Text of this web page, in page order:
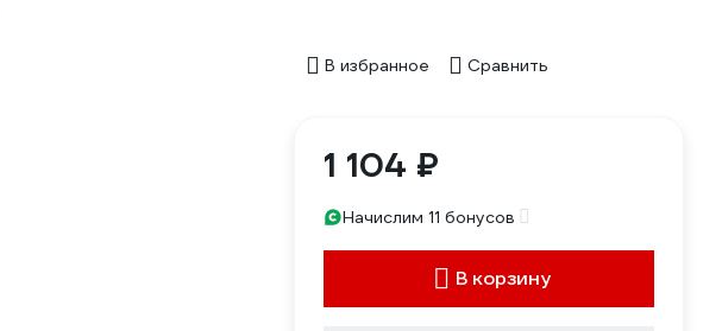
В избранное Сравнить
1 104 ₽
Начислим 11 бонусов
В корзину